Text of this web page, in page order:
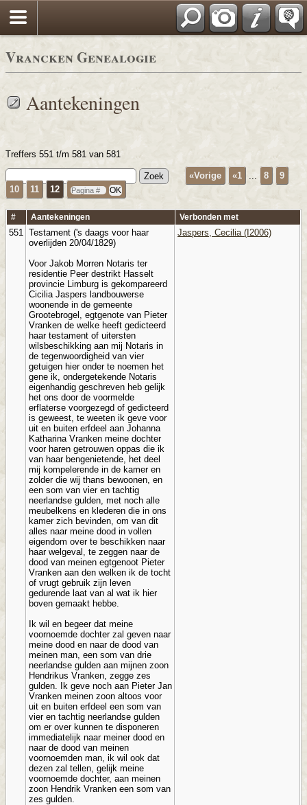
Vrancken Genealogie
Aantekeningen
Treffers 551 t/m 581 van 581
«Vorige «1 ... 8
9
10
11 12
# Aantekeningen Verbonden met
551
Testament ('s daags voor haar
overlijden 20/04/1829)
Voor Jakob Morren Notaris ter
residentie Peer destrikt Hasselt
provincie Limburg is gekompareerd
Cicilia Jaspers landbouwerse
woonende in de gemeente
Grootebrogel, egtgenote van Pieter
Vranken de welke heeft gedicteerd
haar testament of uitersten
wilsbeschikking aan mij Notaris in
de tegenwoordigheid van vier
getuigen hier onder te noemen het
gene ik, ondergetekende Notaris
eigenhandig geschreven heb gelijk
het ons door de voormelde
erflaterse voorgezegd of gedicteerd
is geweest, te weeten ik geve voor
uit en buiten erfdeel aan Johanna
Katharina Vranken meine dochter
voor haren getrouwen oppas die ik
van haar bengenietende, het deel
mij kompelerende in de kamer en
zolder die wij thans bewoonen, en
een som van vier en tachtig
neerlandse gulden, met noch alle
meubelkens en klederen die in ons
kamer zich bevinden, om van dit
alles naar meine dood in vollen
eigendom over te beschikken naar
haar welgeval, te zeggen naar de
dood van meinen egtgenoot Pieter
Vranken aan den welken ik de tocht
of vrugt gebruik zijn leven
gedurende laat van al wat ik hier
boven gemaakt hebbe.
Ik wil en begeer dat meine
voornoemde dochter zal geven naar
meine dood en naar de dood van
meinen man, een som van drie
neerlandse gulden aan mijnen zoon
Hendrikus Vranken, zegge zes
gulden. Ik geve noch aan Pieter Jan
Vranken meinen zoon altoos voor
uit en buiten erfdeel een som van
vier en tachtig neerlandse gulden
om er over kunnen te disponeren
immediatelijk naar meiner dood en
naar de dood van meinen
voornoemden man, ik wil ook dat
dezen zal tellen, gelijk meine
voornoemde dochter, aan meinen
zoon Hendrik Vranken een som van
zes gulden.
Jaspers, Cecilia (I2006)